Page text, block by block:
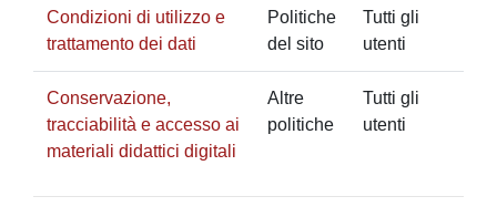
Condizioni di utilizzo e
trattamento dei dati
Politiche
del sito
Tutti gli
utenti
Conservazione,
tracciabilità e accesso ai
materiali didattici digitali
Altre
politiche
Tutti gli
utenti